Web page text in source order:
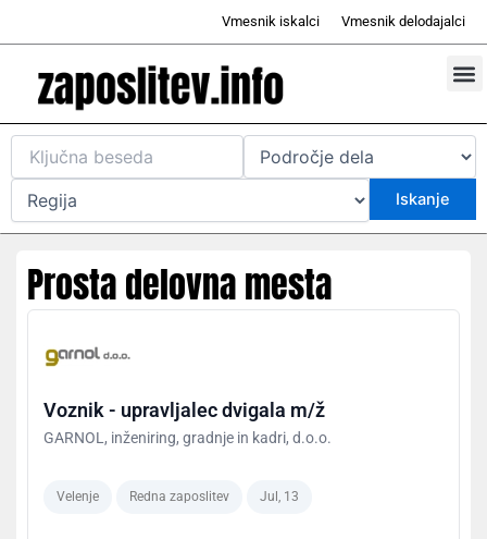
Vmesnik iskalci Vmesnik delodajalci
Prosta delovna mesta
Voznik - upravljalec dvigala m/ž
GARNOL, inženiring, gradnje in kadri, d.o.o.
Velenje Redna zaposlitev Jul, 13